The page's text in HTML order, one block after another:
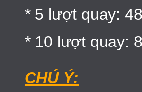
* 5 lượt quay:
* 10 lượt quay:
CHÚ Ý: